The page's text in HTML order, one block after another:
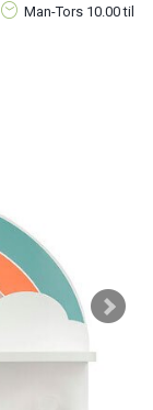
Man-Tors 10.00 til